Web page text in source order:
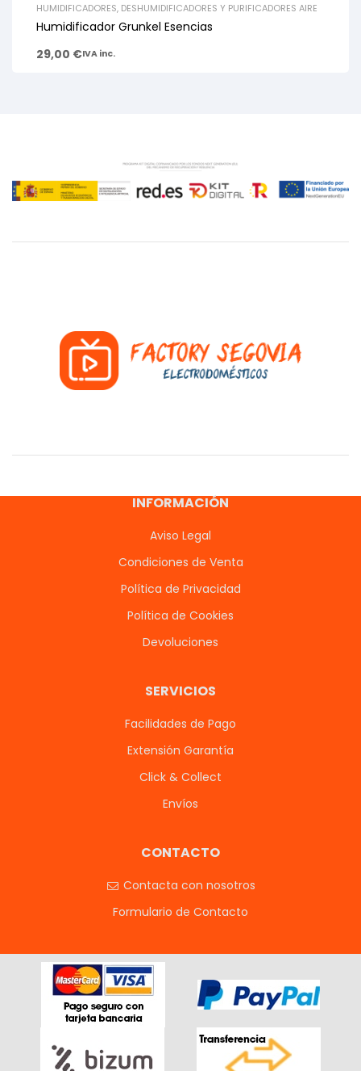
HUMIDIFICADORES, DESHUMIDIFICADORES Y PURIFICADORES AIRE
Humidificador Grunkel Esencias
29,00 €IVA inc.
INFORMACIÓN
Aviso Legal
Condiciones de Venta
Política de Privacidad
Política de Cookies
Devoluciones
SERVICIOS
Facilidades de Pago
Extensión Garantía
Click & Collect
Envíos
CONTACTO
Contacta con nosotros
Formulario de Contacto